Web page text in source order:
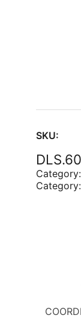
SKU:
Category:
Category: